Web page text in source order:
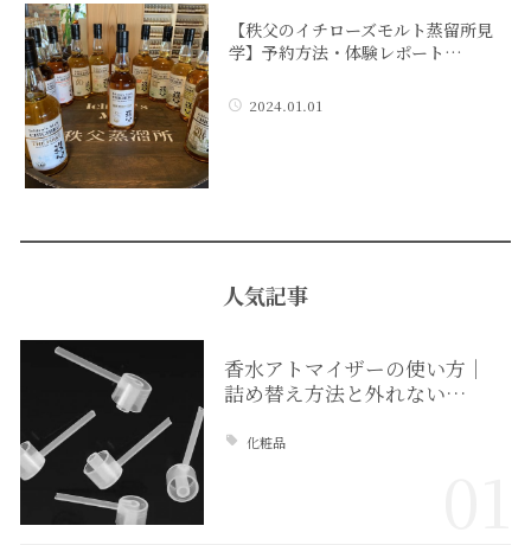
【秩父のイチローズモルト蒸留所見
学】予約方法・体験レポート…
2024.01.01
人気記事
香水アトマイザーの使い方｜
詰め替え方法と外れない…
化粧品